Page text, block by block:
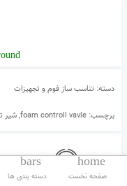
home
صفحه نخست
bars
دسته بندی ها
دسته: تناسب ساز فوم و تجهیزات
برچسب: foam controll vavle
,شیر